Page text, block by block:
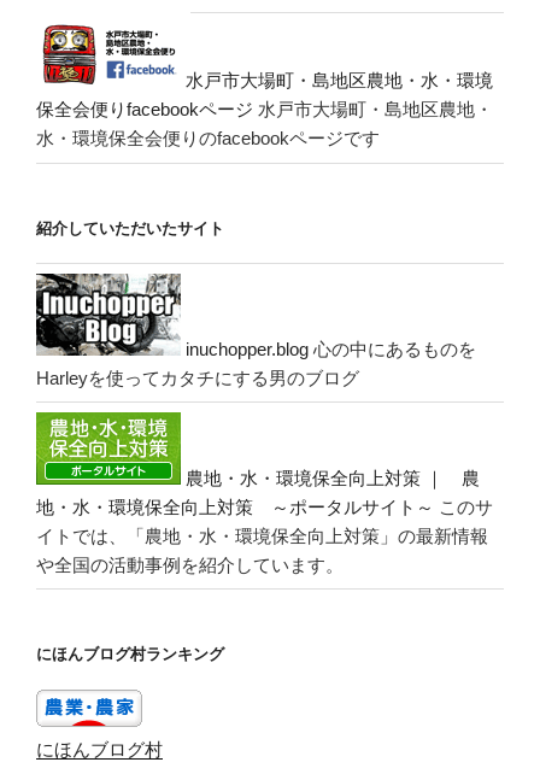
水戸市大場町・島地区農地・水・環境
保全会便りfacebookページ 水戸市大場町・島地区農地・
水・環境保全会便りのfacebookページです
紹介していただいたサイト
inuchopper.blog 心の中にあるものを
Harleyを使ってカタチにする男のブログ
農地・水・環境保全向上対策 ｜ 農
地・水・環境保全向上対策 ～ポータルサイト～ このサ
イトでは、「農地・水・環境保全向上対策」の最新情報
や全国の活動事例を紹介しています。
にほんブログ村ランキング
にほんブログ村